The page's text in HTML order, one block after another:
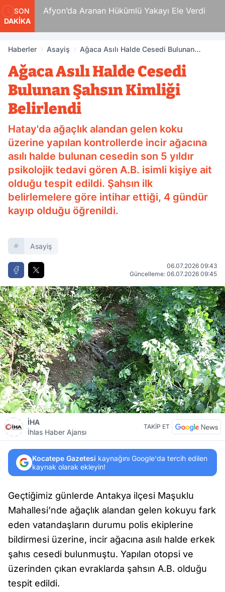
SON
DAKİKA
Afyon’da Aranan Hükümlü Yakayı Ele Verdi
Haberler Asayiş
Ağaca Asılı Halde Cesedi Bulunan
Ağaca Asılı Halde Cesedi
Bulunan Şahsın Kimliği
Belirlendi
Hatay'da ağaçlık alandan gelen koku
üzerine yapılan kontrollerde incir ağacına
asılı halde bulunan cesedin son 5 yıldır
psikolojik tedavi gören A.B. isimli kişiye ait
olduğu tespit edildi. Şahsın ilk
belirlemelere göre intihar ettiği, 4 gündür
kayıp olduğu öğrenildi.
Asayiş
06.07.2026 09:43
Güncelleme: 06.07.2026 09:45
İHA
İhlas Haber Ajansı
TAKİP ET
Kocatepe Gazetesi kaynağını Google'da tercih edilen
kaynak olarak ekleyin!
Geçtiğimiz günlerde Antakya ilçesi Maşuklu
Mahallesi’nde ağaçlık alandan gelen kokuyu fark
eden vatandaşların durumu polis ekiplerine
bildirmesi üzerine, incir ağacına asılı halde erkek
şahıs cesedi bulunmuştu. Yapılan otopsi ve
üzerinden çıkan evraklarda şahsın A.B. olduğu
tespit edildi.